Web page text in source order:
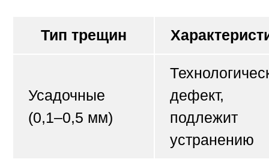
Тип трещин
Усадочные
(0,1–0,5 мм)
дефект,
подлежит
устранению